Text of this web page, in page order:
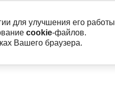
для улучшения его
cookie-файлов.
Вашего браузера.